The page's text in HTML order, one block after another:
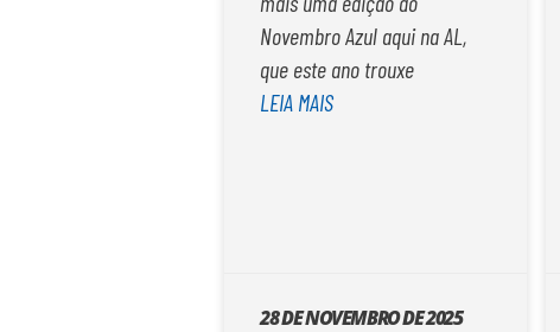
Novembro Azul aqui na AL,
que este ano trouxe
LEIA MAIS
28 DE NOVEMBRO DE 2025